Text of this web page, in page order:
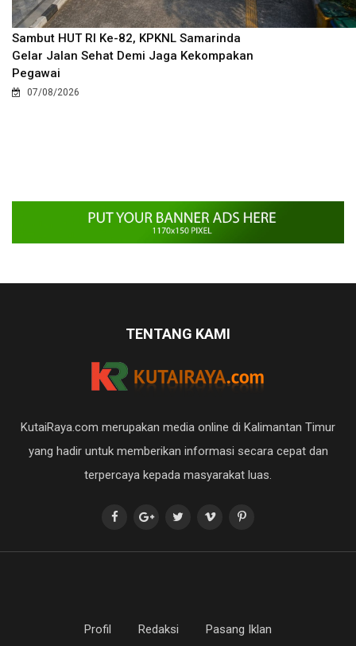
Sambut HUT RI Ke-82, KPKNL Samarinda
Gelar Jalan Sehat Demi Jaga Kekompakan
Pegawai
07/08/2026
TENTANG KAMI
KutaiRaya.com merupakan media online di Kalimantan Timur
yang hadir untuk memberikan informasi secara cepat dan
terpercaya kepada masyarakat luas.
Profil Redaksi Pasang Iklan